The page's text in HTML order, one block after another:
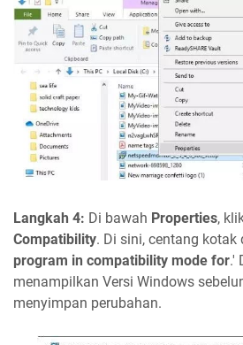
Langkah 4: Di bawah Properties,
Compatibility. Di sini, centang kotak
program in compatibility mode for.'
menampilkan Versi Windows
menyimpan perubahan.